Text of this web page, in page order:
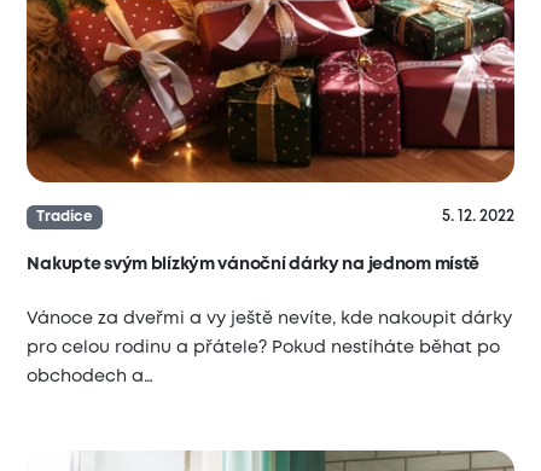
Tradice 5. 12. 2022
Nakupte svým blízkým vánoční dárky na jednom místě
Vánoce za dveřmi a vy ještě nevíte, kde nakoupit dárky
pro celou rodinu a přátele? Pokud nestíháte běhat po
obchodech a…